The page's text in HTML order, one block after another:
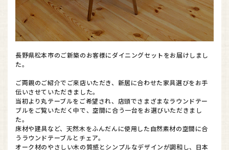
長野県松本市のご新築のお客様にダイニングセットをお届けしまし
た。
ご両親のご紹介でご来店いただき、新居に合わせた家具選びをお手
伝いさせていただきました。
当初より丸テーブルをご希望され、店頭でさまざまなラウンドテー
ブルをご覧いただく中で、空間に合う一台をお選びいただきまし
た。
床材や建具など、天然木をふんだんに使用した自然素材の空間に合
うラウンドテーブルとチェア。
オーク材のやさしい木の質感とシンプルなデザインが調和し、日本